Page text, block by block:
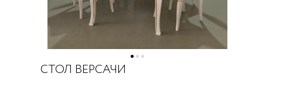
СТОЛ ВЕРСАЧИ